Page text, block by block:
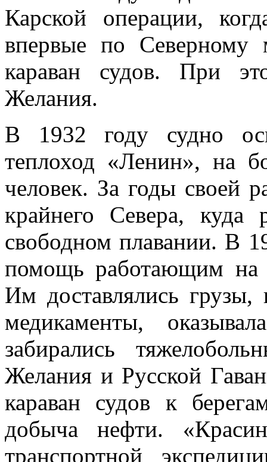
Карской операции,
впервые по Северному
караван судов. При
Желания.
В 1932 году судно
теплоход «Ленин», на
человек. За годы своей
крайнего Севера, куда
свободном плавании. В
помощь работающим на
Им доставлялись грузы,
медикаменты,
забирались
Желания и Русской
караван судов к
добыча нефти.
транспортной